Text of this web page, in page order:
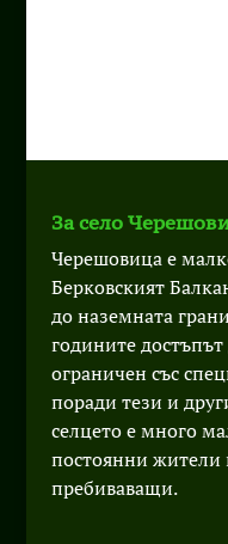
За село
Черешовица е
Берковският
до наземната
годините
ограничен със
поради тези и
селцето е много
постоянни
пребиваващи.